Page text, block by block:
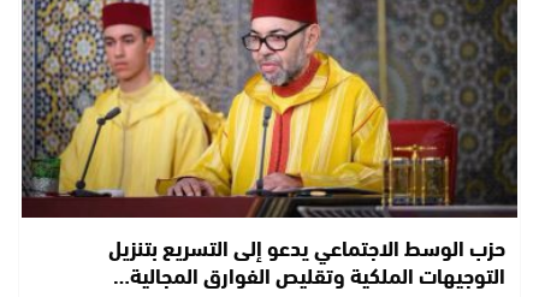
حزب الوسط الاجتماعي يدعو إلى التسريع بتنزيل
التوجيهات الملكية وتقليص الفوارق المجالية…